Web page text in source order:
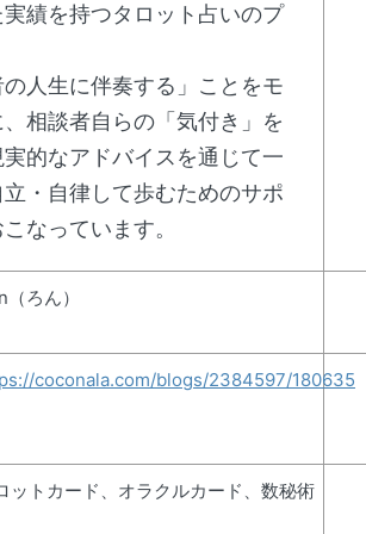
実績を持つタロット占いのプ
の人生に伴奏する」ことをモ
、相談者自らの「気付き」を
的なアドバイスを通じて一
・自律して歩むためのサポ
なっています。
（ろん）
coconala.com/blogs/2384597/180635
ットカード、オラクルカード、数秘術